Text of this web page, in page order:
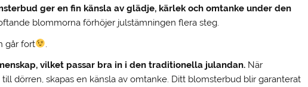
ger en fin känsla av glädje, kärlek och omtanke under den
blommorna förhöjer julstämningen flera steg.
går fort
.
vilket passar bra in i den traditionella julandan. När
dörren, skapas en känsla av omtanke. Ditt blomsterbud blir garanterat